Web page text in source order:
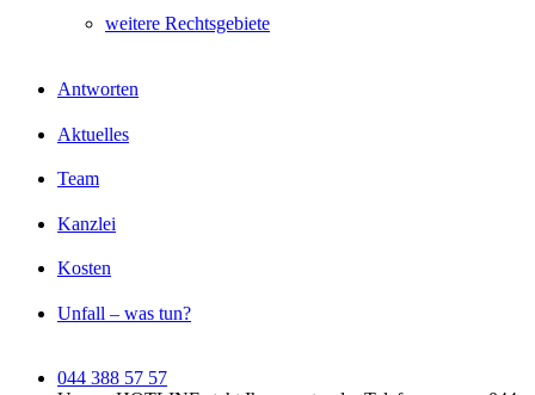
weitere Rechtsgebiete
Antworten
Aktuelles
Team
Kanzlei
Kosten
Unfall – was tun?
044 388 57 57